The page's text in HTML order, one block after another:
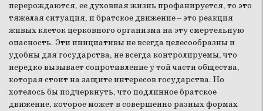
перерождаются, ее духовная жизнь профанируется, то это
тяжелая ситуация, и братское движение – это реакция
живых клеток церковного организма на эту смертельную
опасность. Эти инициативы не всегда целесообразны и
удобны для государства, не всегда контролируемы, что
нередко вызывает сопротивление у той части общества,
которая стоит на защите интересов государства. Но
хотелось бы подчеркнуть, что подлинное братское
движение, которое может в совершенно разных формах